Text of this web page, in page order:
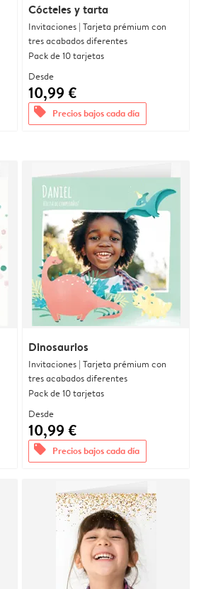
Cócteles y tarta
Invitaciones | Tarjeta prémium con
tres acabados diferentes
Pack de 10 tarjetas
Desde
10,99 €
offers Precios bajos cada día
Dinosaurios
Invitaciones | Tarjeta prémium con
tres acabados diferentes
Pack de 10 tarjetas
Desde
10,99 €
offers Precios bajos cada día